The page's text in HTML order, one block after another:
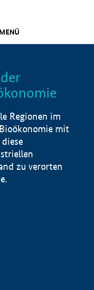
MENÜ
Regionen im
mit
zu verorten